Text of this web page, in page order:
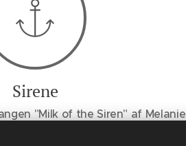
Sirene
"Milk of the Siren" af Melanie